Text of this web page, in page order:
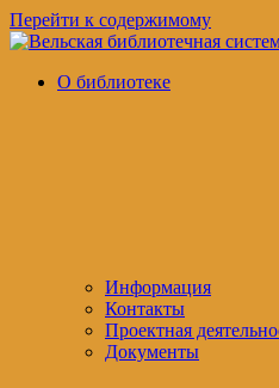
Перейти к содержимому
Вельская
официальный
О библиотеке
Информация
Контакты
Проектная
Документы